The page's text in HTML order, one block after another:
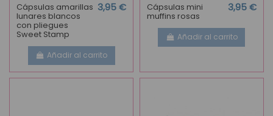
Cápsulas amarillas
lunares blancos
con pliegues
Sweet Stamp
3,95 €
Añadir al carrito
Cápsulas mini
muffins rosas
3,95 €
Añadir al carrito